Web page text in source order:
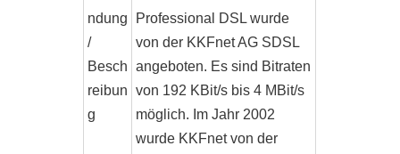
ndung
/
Besch
reibun
g
Professional DSL wurde
von der KKFnet AG SDSL
angeboten. Es sind Bitraten
von 192 KBit/s bis 4 MBit/s
möglich. Im Jahr 2002
wurde KKFnet von der